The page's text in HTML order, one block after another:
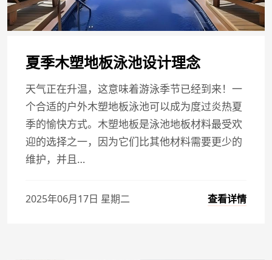
夏季木塑地板泳池设计理念
天气正在升温，这意味着游泳季节已经到来！一
个合适的户外木塑地板泳池可以成为度过炎热夏
季的愉快方式。木塑地板是泳池地板材料最受欢
迎的选择之一，因为它们比其他材料需要更少的
维护，并且…
2025年06月17日 星期二 查看详情